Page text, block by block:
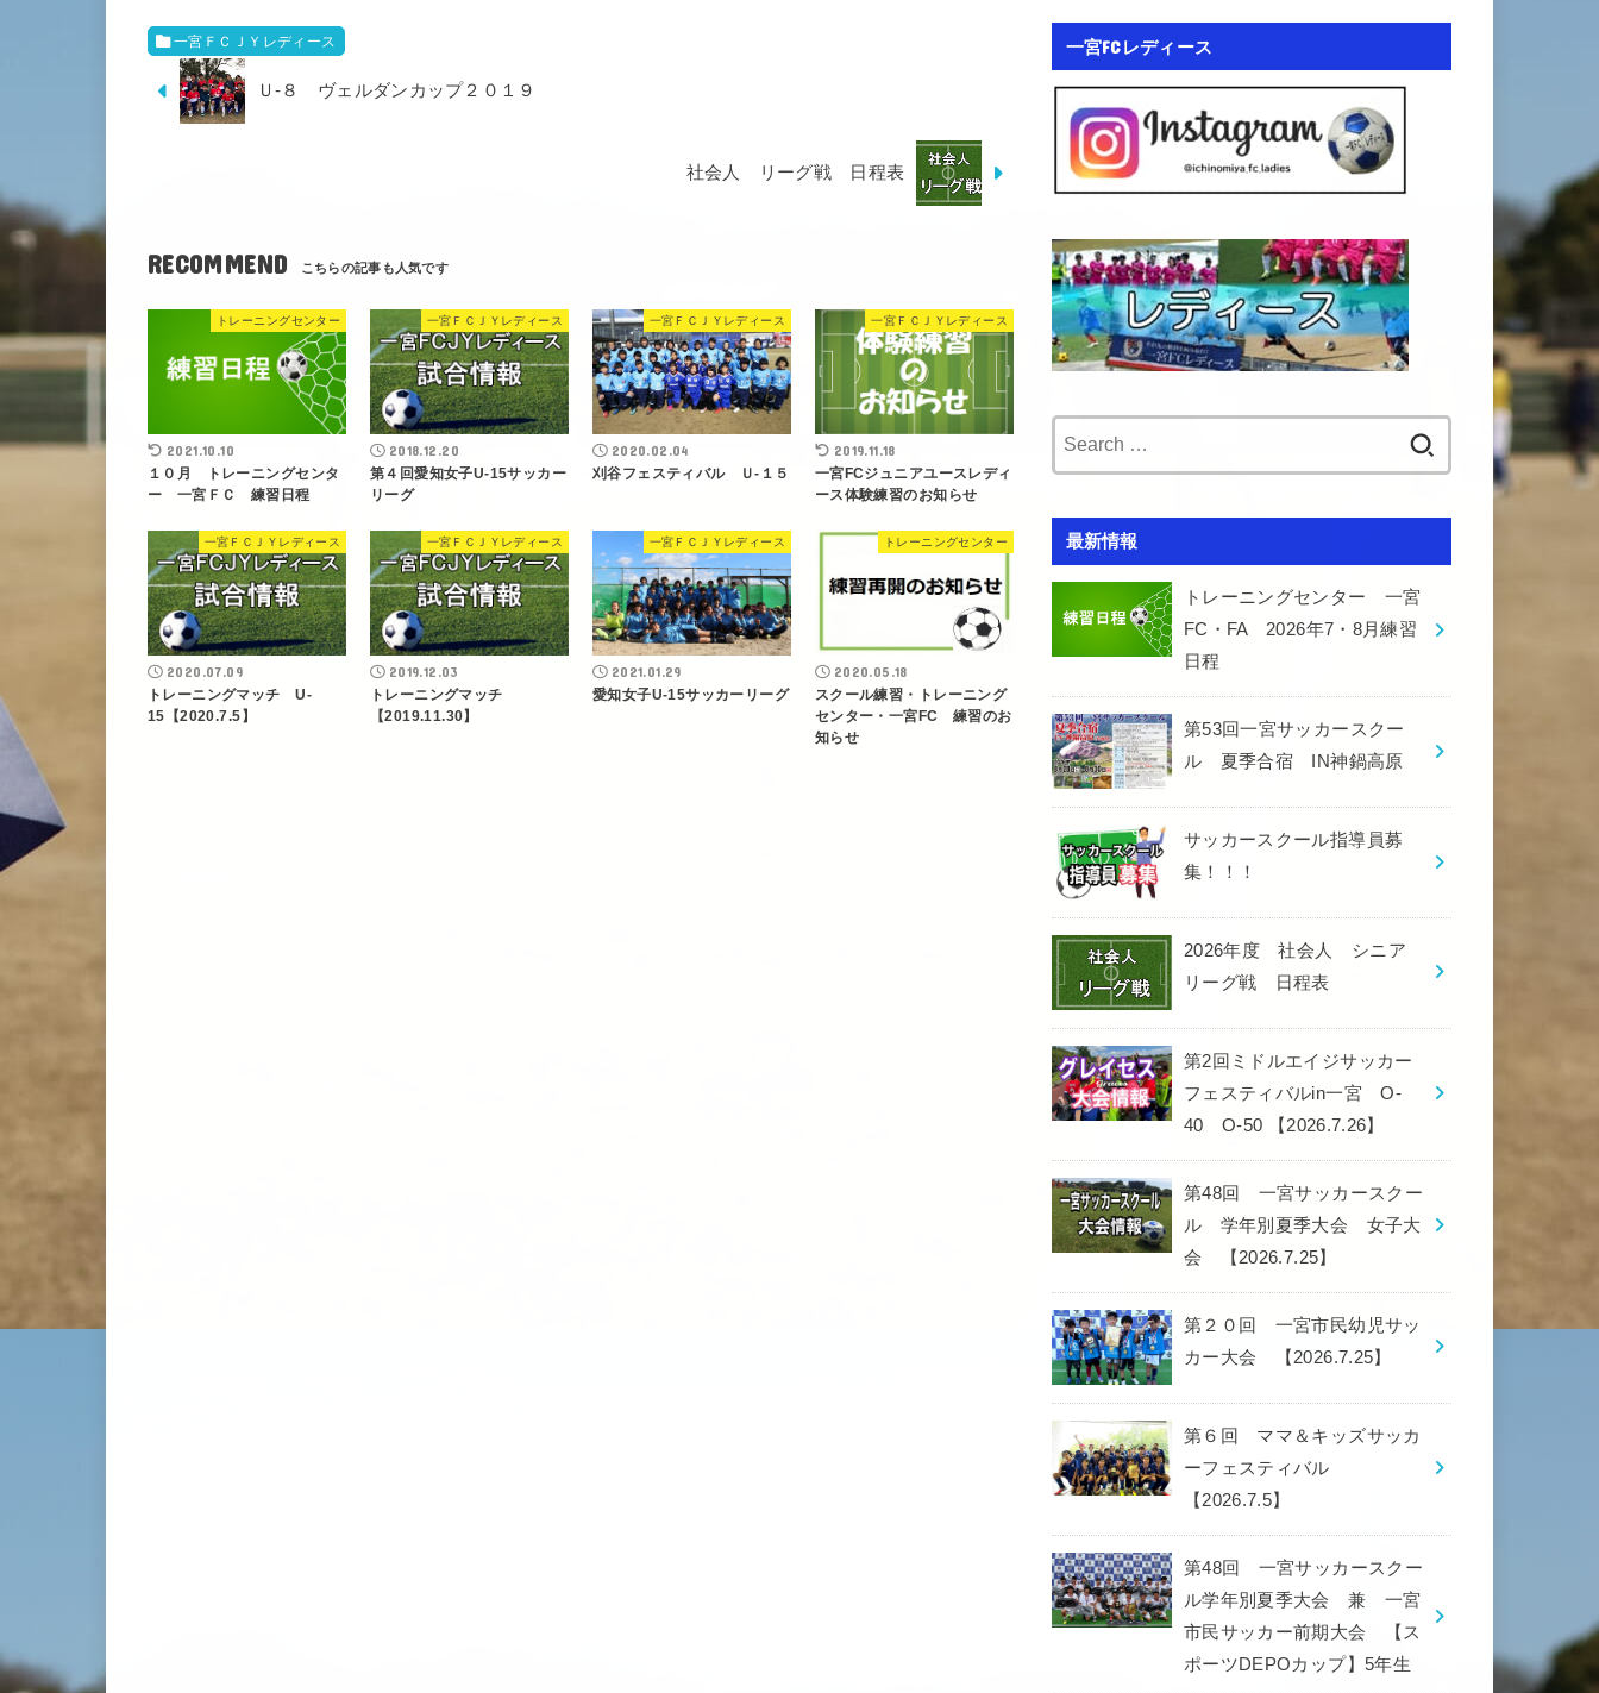
一宮ＦＣＪＹレディース
Ｕ-８ ヴェルダンカップ２０１９
社会人 リーグ戦 日程表
RECOMMEND
トレーニングセンター
2021.10.10
１０月 トレーニングセンタ
ー 一宮ＦＣ 練習日程
一宮ＦＣＪＹレディース
2018.12.20
第４回愛知女子U-15サッカー
リーグ
一宮ＦＣＪＹレディース
2020.02.04
刈谷フェスティバル Ｕ-１５
一宮ＦＣＪＹレディース
2019.11.18
一宮FCジュニアユースレディ
ース体験練習のお知らせ
一宮ＦＣＪＹレディース
2020.07.09
トレーニングマッチ U-
15【2020.7.5】
一宮ＦＣＪＹレディース
2019.12.03
トレーニングマッチ
【2019.11.30】
一宮ＦＣＪＹレディース
2021.01.29
愛知女子U-15サッカーリーグ
トレーニングセンター
2020.05.18
スクール練習・トレーニング
センター・一宮FC 練習のお
知らせ
一宮FCレディース
最新情報
トレーニングセンター 一宮
FC・FA 2026年7・8月練習
日程
第53回一宮サッカースクー
ル 夏季合宿 IN神鍋高原
サッカースクール指導員募
集！！！
2026年度 社会人 シニア
リーグ戦 日程表
第2回ミドルエイジサッカー
フェスティバルin一宮 O-
40 O-50 【2026.7.26】
第48回 一宮サッカースクー
ル 学年別夏季大会 女子大
会 【2026.7.25】
第２０回 一宮市民幼児サッ
カー大会 【2026.7.25】
第６回 ママ＆キッズサッカ
ーフェスティバル
【2026.7.5】
第48回 一宮サッカースクー
ル学年別夏季大会 兼 一宮
市民サッカー前期大会 【ス
ポーツDEPOカップ】5年生